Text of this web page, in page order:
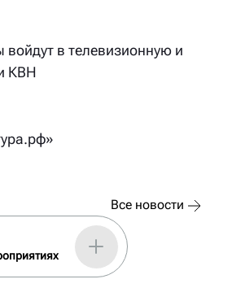
в телевизионную и
КВН
Все новости